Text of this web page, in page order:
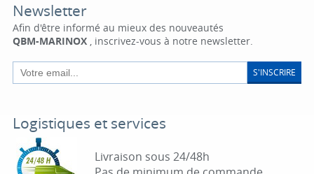
Newsletter
Afin d'être informé au mieux des nouveautés
QBM-MARINOX, inscrivez-vous à notre newsletter.
S'INSCRIRE
Logistiques et services
Livraison sous 24/48h